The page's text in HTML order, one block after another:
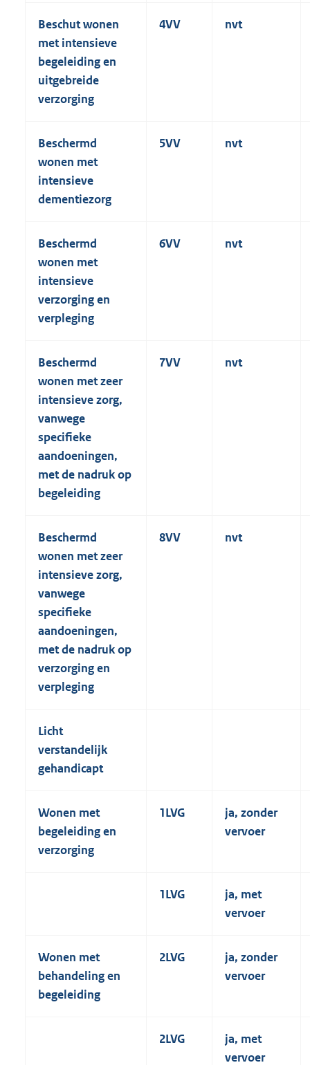
Beschut wonen
met intensieve
begeleiding en
uitgebreide
verzorging
4VV nvt
Beschermd
wonen met
intensieve
dementiezorg
5VV nvt
Beschermd
wonen met
intensieve
verzorging en
verpleging
6VV nvt
Beschermd
wonen met zeer
intensieve zorg,
vanwege
specifieke
aandoeningen,
met de nadruk op
begeleiding
7VV nvt
Beschermd
wonen met zeer
intensieve zorg,
vanwege
specifieke
aandoeningen,
met de nadruk op
verzorging en
verpleging
8VV nvt
Licht
verstandelijk
gehandicapt
Wonen met
begeleiding en
verzorging
1LVG
ja, zonder
vervoer
1LVG
ja, met
vervoer
Wonen met
behandeling en
begeleiding
2LVG
ja, zonder
vervoer
2LVG
ja, met
vervoer